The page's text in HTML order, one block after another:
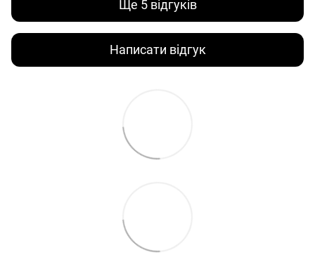
Ще 5 відгуків
Написати відгук